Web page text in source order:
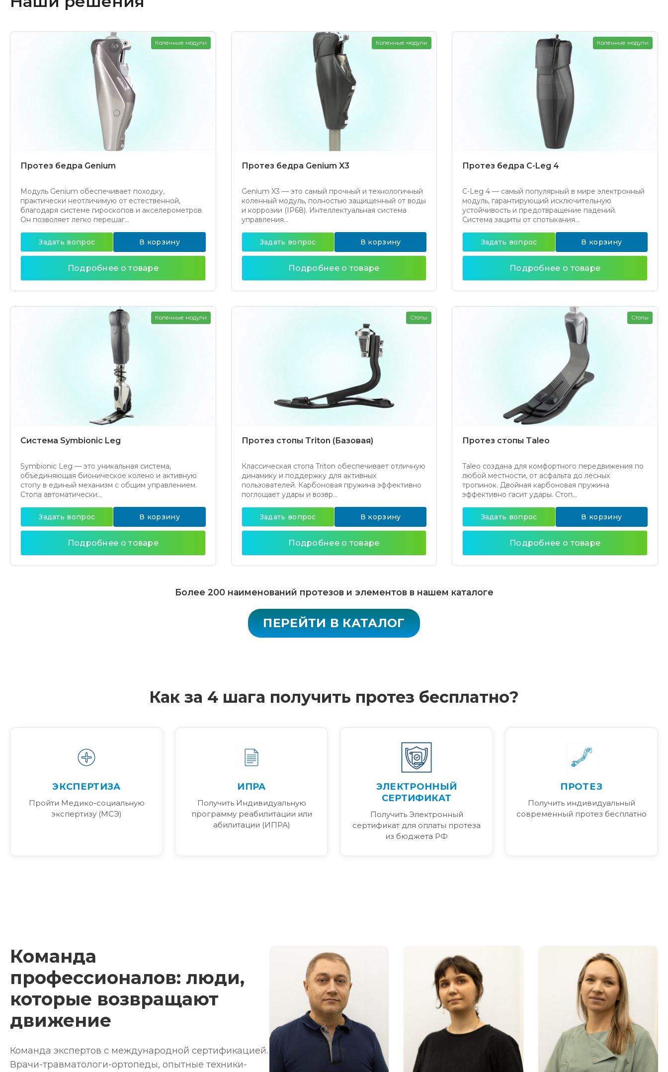
Протез бедра Genium
Модуль Genium обеспечивает походку,
практически неотличимую от естественной,
благодаря системе гироскопов и акселерометров.
Он позволяет легко перешаг...
Коленные модули
Задать вопрос В корзину
Подробнее о товаре
Протез бедра Genium X3
Genium X3 — это самый прочный и технологичный
коленный модуль, полностью защищенный от воды
и коррозии (IP68). Интеллектуальная система
управления...
Коленные модули
Задать вопрос В корзину
Подробнее о товаре
Протез бедра C-Leg 4
C-Leg 4 — самый популярный в мире электронный
модуль, гарантирующий исключительную
устойчивость и предотвращение падений.
Система защиты от спотыкания...
Коленные модули
Задать вопрос В корзину
Подробнее о товаре
Система Symbionic Leg
Symbionic Leg — это уникальная система,
объединяющая бионическое колено и активную
стопу в единый механизм с общим управлением.
Стопа автоматически...
Коленные модули
Задать вопрос В корзину
Подробнее о товаре
Протез стопы Triton (Базовая)
Классическая стопа Triton обеспечивает отличную
динамику и поддержку для активных
пользователей. Карбоновая пружина эффективно
поглощает удары и возвр...
Стопы
Задать вопрос В корзину
Подробнее о товаре
Протез стопы Taleo
Taleo создана для комфортного передвижения по
любой местности, от асфальта до лесных
тропинок. Двойная карбоновая пружина
эффективно гасит удары. Стоп...
Стопы
Задать вопрос В корзину
Подробнее о товаре
Более 200 наименований протезов и элементов в нашем каталоге
ПЕРЕЙТИ В КАТАЛОГ
Как за 4 шага получить протез бесплатно?
ЭКСПЕРТИЗА
Пройти Медико-социальную
экспертизу (МСЭ)
ИПРА
Получить Индивидуальную
программу реабилитации или
абилитации (ИПРА)
ЭЛЕКТРОННЫЙ
СЕРТИФИКАТ
Получить Электронный
сертификат для оплаты протеза
из бюджета РФ
ПРОТЕЗ
Получить индивидуальный
современный протез бесплатно
Команда
профессионалов: люди,
которые возвращают
движение
Команда экспертов с международной сертификацией.
Врачи-травматологи-ортопеды, опытные техники-